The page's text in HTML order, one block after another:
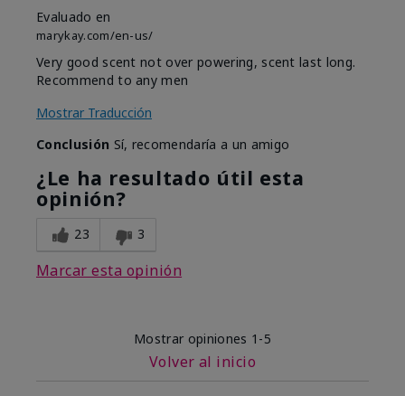
Evaluado en
marykay.com/en-us/
Very good scent not over powering, scent last long.
Recommend to any men
Mostrar Traducción
Conclusión Sí, recomendaría a un amigo
¿Le ha resultado útil esta
opinión?
23 3
Marcar esta opinión
Mostrar opiniones 1-5
Volver al inicio